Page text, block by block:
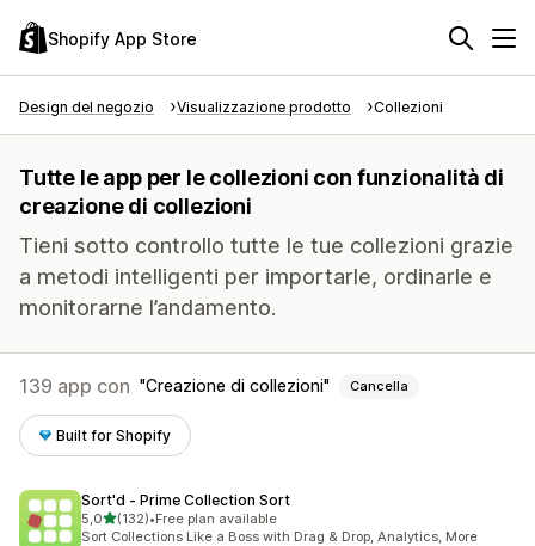
Shopify App Store
Design del negozio Visualizzazione prodotto Collezioni
Tutte le app per le collezioni con funzionalità di
creazione di collezioni
Tieni sotto controllo tutte le tue collezioni grazie
a metodi intelligenti per importarle, ordinarle e
monitorarne l’andamento.
139 app con Creazione di collezioni Cancella
Built for Shopify
Sort'd ‑ Prime Collection Sort
5,0stelle su 5
(132)
132 recensioni totali
•Free plan available
Sort Collections Like a Boss with Drag & Drop, Analytics, More